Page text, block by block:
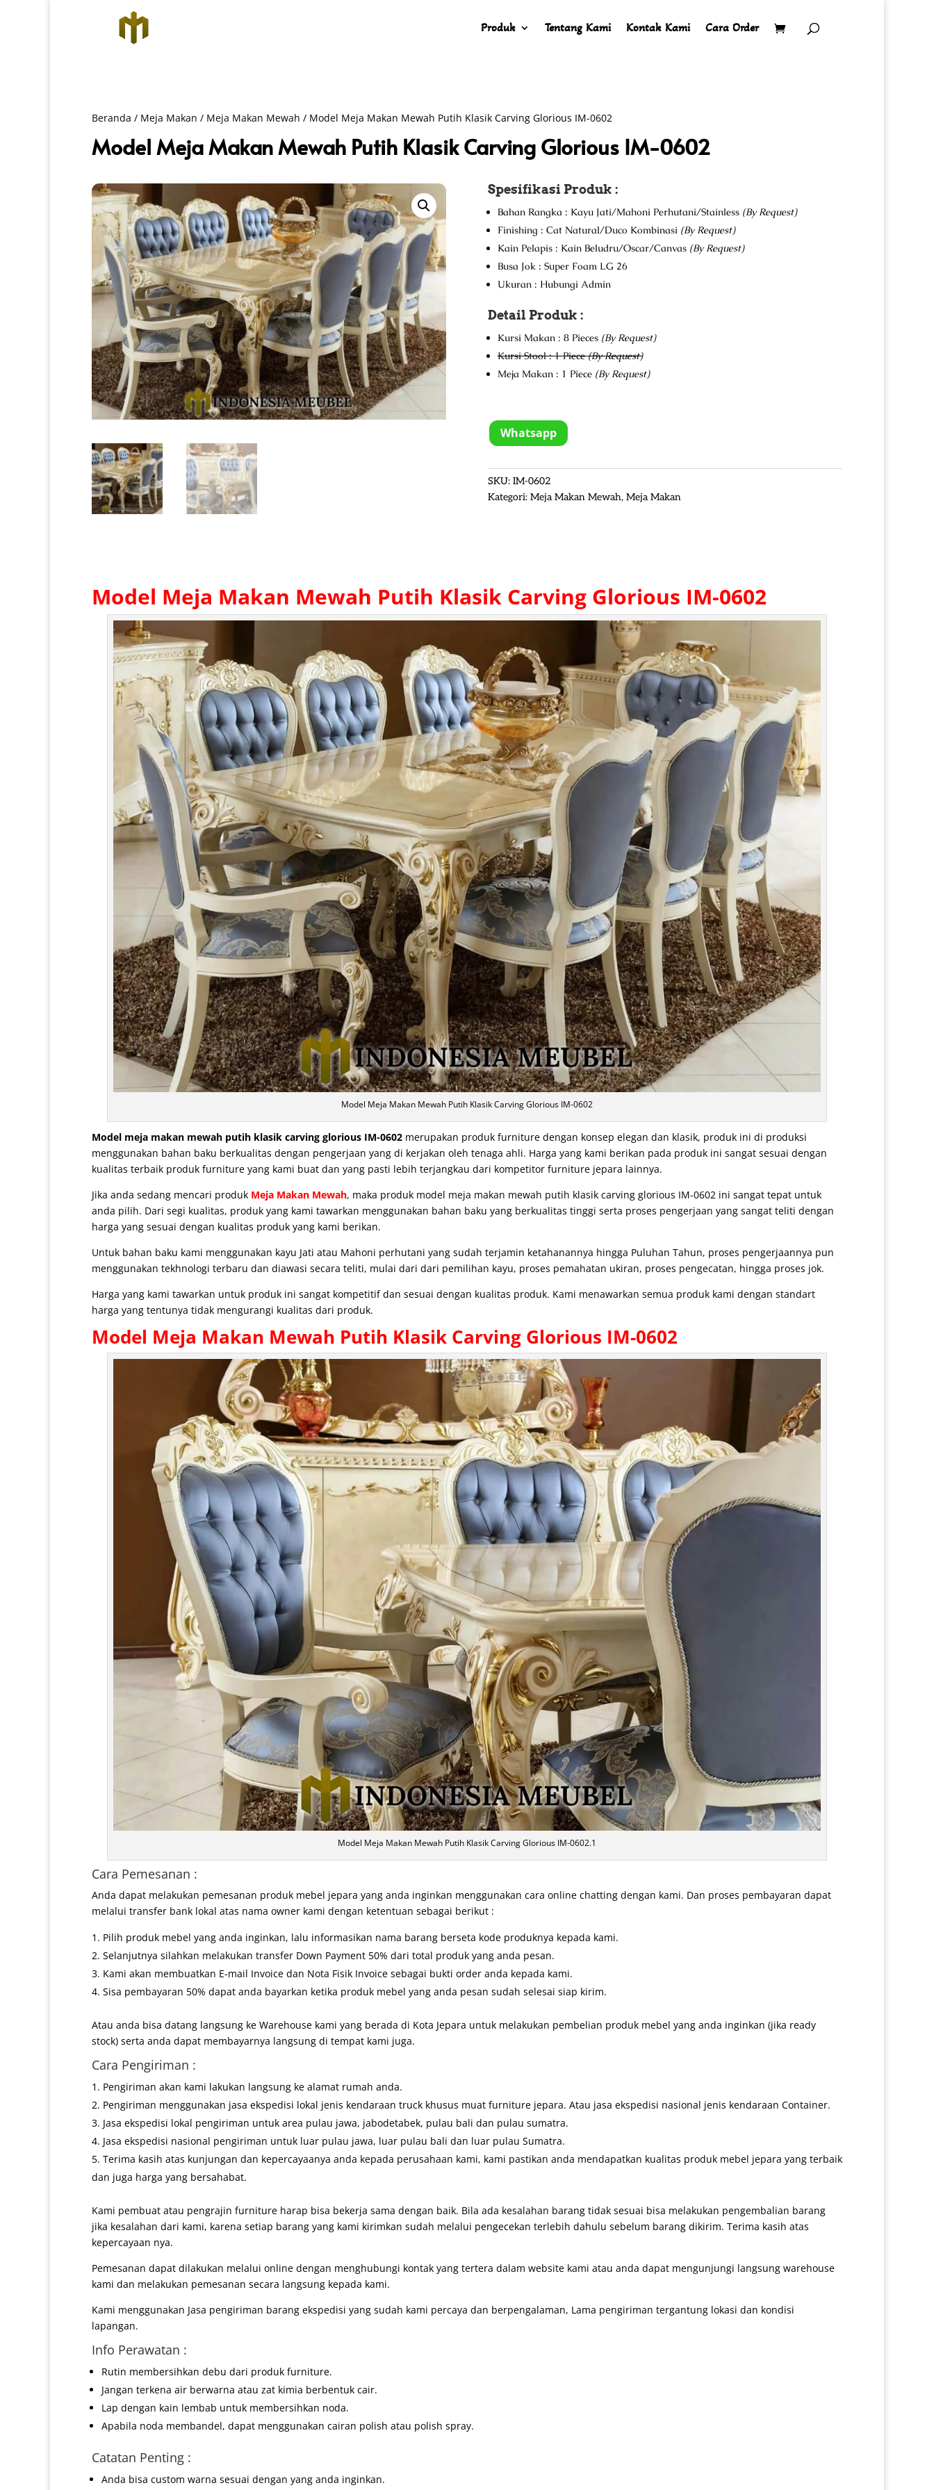
Produk Tentang Kami Kontak Kami Cara Order
Beranda / Meja Makan / Meja Makan Mewah / Model Meja Makan Mewah Putih Klasik Carving Glorious IM-0602
Model Meja Makan Mewah Putih Klasik Carving Glorious IM-0602
Spesifikasi Produk :
Bahan Rangka : Kayu Jati/Mahoni Perhutani/Stainless (By Request)
Finishing : Cat Natural/Duco Kombinasi (By Request)
Kain Pelapis : Kain Beludru/Oscar/Canvas (By Request)
Busa Jok : Super Foam LG 26
Ukuran : Hubungi Admin
Detail Produk :
Kursi Makan : 8 Pieces (By Request)
Kursi Stool : 1 Piece(By Request)
Meja Makan : 1 Piece (By Request)
Whatsapp
SKU: IM-0602
Kategori: Meja Makan Mewah, Meja Makan
Model Meja Makan Mewah Putih Klasik Carving Glorious IM-0602
Model Meja Makan Mewah Putih Klasik Carving Glorious IM-0602
Model meja makan mewah putih klasik carving glorious IM-0602 merupakan produk furniture dengan konsep elegan dan klasik, produk ini di produksi
menggunakan bahan baku berkualitas dengan pengerjaan yang di kerjakan oleh tenaga ahli. Harga yang kami berikan pada produk ini sangat sesuai dengan
kualitas terbaik produk furniture yang kami buat dan yang pasti lebih terjangkau dari kompetitor furniture jepara lainnya.
Jika anda sedang mencari produk Meja Makan Mewah, maka produk model meja makan mewah putih klasik carving glorious IM-0602 ini sangat tepat untuk
anda pilih. Dari segi kualitas, produk yang kami tawarkan menggunakan bahan baku yang berkualitas tinggi serta proses pengerjaan yang sangat teliti dengan
harga yang sesuai dengan kualitas produk yang kami berikan.
Untuk bahan baku kami menggunakan kayu Jati atau Mahoni perhutani yang sudah terjamin ketahanannya hingga Puluhan Tahun, proses pengerjaannya pun
menggunakan tekhnologi terbaru dan diawasi secara teliti, mulai dari dari pemilihan kayu, proses pemahatan ukiran, proses pengecatan, hingga proses jok.
Harga yang kami tawarkan untuk produk ini sangat kompetitif dan sesuai dengan kualitas produk. Kami menawarkan semua produk kami dengan standart
harga yang tentunya tidak mengurangi kualitas dari produk.
Model Meja Makan Mewah Putih Klasik Carving Glorious IM-0602
Model Meja Makan Mewah Putih Klasik Carving Glorious IM-0602.1
Cara Pemesanan :
Anda dapat melakukan pemesanan produk mebel jepara yang anda inginkan menggunakan cara online chatting dengan kami. Dan proses pembayaran dapat
melalui transfer bank lokal atas nama owner kami dengan ketentuan sebagai berikut :
Pilih produk mebel yang anda inginkan, lalu informasikan nama barang berseta kode produknya kepada kami.
Selanjutnya silahkan melakukan transfer Down Payment 50% dari total produk yang anda pesan.
Kami akan membuatkan E-mail Invoice dan Nota Fisik Invoice sebagai bukti order anda kepada kami.
Sisa pembayaran 50% dapat anda bayarkan ketika produk mebel yang anda pesan sudah selesai siap kirim.
Atau anda bisa datang langsung ke Warehouse kami yang berada di Kota Jepara untuk melakukan pembelian produk mebel yang anda inginkan (jika ready
stock) serta anda dapat membayarnya langsung di tempat kami juga.
Cara Pengiriman :
Pengiriman akan kami lakukan langsung ke alamat rumah anda.
Pengiriman menggunakan jasa ekspedisi lokal jenis kendaraan truck khusus muat furniture jepara. Atau jasa ekspedisi nasional jenis kendaraan Container.
Jasa ekspedisi lokal pengiriman untuk area pulau jawa, jabodetabek, pulau bali dan pulau sumatra.
Jasa ekspedisi nasional pengiriman untuk luar pulau jawa, luar pulau bali dan luar pulau Sumatra.
Terima kasih atas kunjungan dan kepercayaanya anda kepada perusahaan kami, kami pastikan anda mendapatkan kualitas produk mebel jepara yang terbaik
dan juga harga yang bersahabat.
Kami pembuat atau pengrajin furniture harap bisa bekerja sama dengan baik. Bila ada kesalahan barang tidak sesuai bisa melakukan pengembalian barang
jika kesalahan dari kami, karena setiap barang yang kami kirimkan sudah melalui pengecekan terlebih dahulu sebelum barang dikirim. Terima kasih atas
kepercayaan nya.
Pemesanan dapat dilakukan melalui online dengan menghubungi kontak yang tertera dalam website kami atau anda dapat mengunjungi langsung warehouse
kami dan melakukan pemesanan secara langsung kepada kami.
Kami menggunakan Jasa pengiriman barang ekspedisi yang sudah kami percaya dan berpengalaman, Lama pengiriman tergantung lokasi dan kondisi
lapangan.
Info Perawatan :
Rutin membersihkan debu dari produk furniture.
Jangan terkena air berwarna atau zat kimia berbentuk cair.
Lap dengan kain lembab untuk membersihkan noda.
Apabila noda membandel, dapat menggunakan cairan polish atau polish spray.
Catatan Penting :
Anda bisa custom warna sesuai dengan yang anda inginkan.